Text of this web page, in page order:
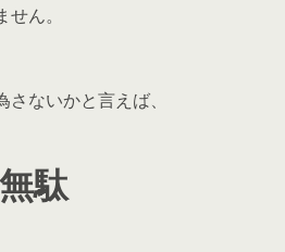
ん。
ないかと言えば、
駄